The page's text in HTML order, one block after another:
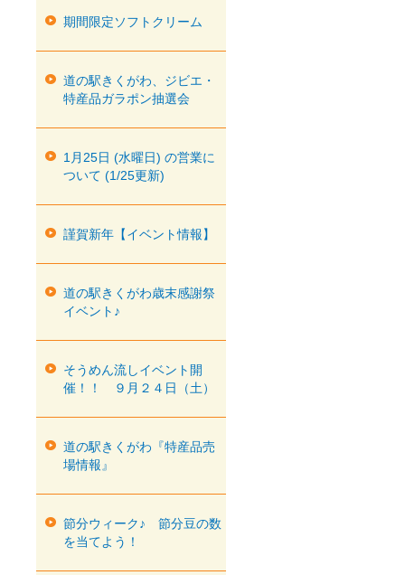
期間限定ソフトクリーム
道の駅きくがわ、ジビエ・
特産品ガラポン抽選会
1月25日 (水曜日) の営業に
ついて (1/25更新)
謹賀新年【イベント情報】
道の駅きくがわ歳末感謝祭
イベント♪
そうめん流しイベント開
催！！ ９月２４日（土）
道の駅きくがわ『特産品売
場情報』
節分ウィーク♪ 節分豆の数
を当てよう！